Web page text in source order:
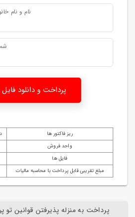
نام و نام
پرداخت و دانلود
ریز فاکتور ها
واحد فروش
فایل ها
مبلغ تقریبی قابل پرداخت با محاسبه مالیات
پرداخت به منزله پذیرفتن قوانین تو